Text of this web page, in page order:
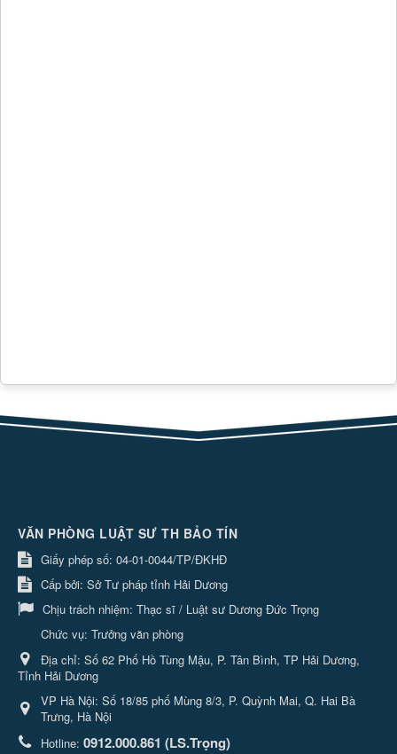
VĂN PHÒNG LUẬT SƯ TH BẢO TÍN
Giấy phép số: 04-01-0044/TP/ĐKHĐ
Cấp bởi: Sở Tư pháp tỉnh Hải Dương
Chịu trách nhiệm: Thạc sĩ / Luật sư Dương Đức Trọng
Chức vụ: Trưởng văn phòng
Địa chỉ: Số 62 Phố Hồ Tùng Mậu, P. Tân Bình, TP Hải Dương,
Tỉnh Hải Dương
VP Hà Nội: Số 18/85 phố Mùng 8/3, P. Quỳnh Mai, Q. Hai Bà
Trưng, Hà Nội
Hotline: 0912.000.861 (LS.Trọng)